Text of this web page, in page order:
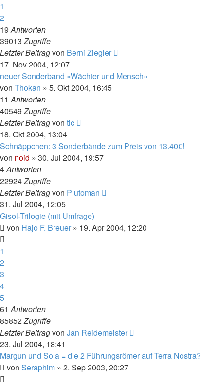
1
2
19Antworten
39013Zugriffe
Letzter Beitragvon Berni Ziegler
17. Nov 2004, 12:07
neuer Sonderband »Wächter und Mensch«
von Thokan » 5. Okt 2004, 16:45
11Antworten
40549Zugriffe
Letzter Beitragvon tic
18. Okt 2004, 13:04
Schnäppchen: 3 Sonderbände zum Preis von 13.40€!
von noid » 30. Jul 2004, 19:57
4Antworten
22924Zugriffe
Letzter Beitragvon Plutoman
31. Jul 2004, 12:05
Gisol-Trilogie (mit Umfrage)
von Hajo F. Breuer » 19. Apr 2004, 12:20
1
2
3
4
5
61Antworten
85852Zugriffe
Letzter Beitragvon Jan Reidemeister
23. Jul 2004, 18:41
Margun und Sola = die 2 Führungsrömer auf Terra Nostra?
von Seraphim » 2. Sep 2003, 20:27